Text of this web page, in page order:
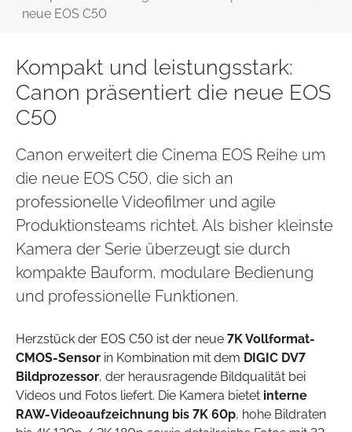
neue EOS C50
Kompakt und leistungsstark:
Canon präsentiert die neue EOS
C50
Canon erweitert die Cinema EOS Reihe um
die neue EOS C50, die sich an
professionelle Videofilmer und agile
Produktionsteams richtet. Als bisher kleinste
Kamera der Serie überzeugt sie durch
kompakte Bauform, modulare Bedienung
und professionelle Funktionen.
Herzstück der EOS C50 ist der neue 7K Vollformat-
CMOS-Sensor in Kombination mit dem DIGIC DV7
Bildprozessor, der herausragende Bildqualität bei
Videos und Fotos liefert. Die Kamera bietet interne
RAW-Videoaufzeichnung bis 7K 60p, hohe Bildraten